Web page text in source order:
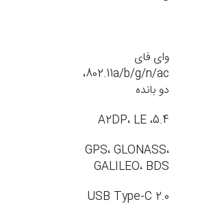
وای فای
802.11a/b/g/n/ac،
دو بانده
5.4، A2DP، LE
GPS، GLONASS،
GALILEO، BDS
USB Type-C 2.0